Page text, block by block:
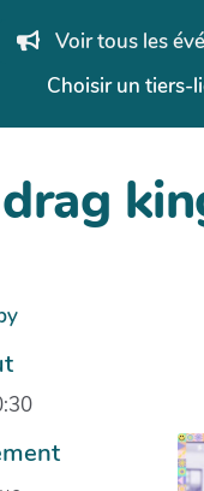
principalVoir tous les
Choisir un tiers-